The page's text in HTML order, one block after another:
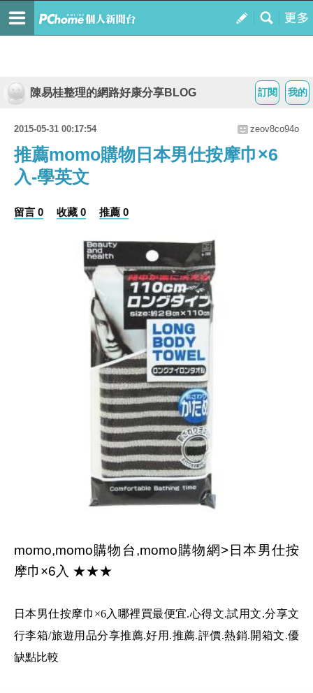
我的
訂閱
陳易桂整理的網路好康分享BLOG
2015-05-31 00:17:54 zeov8co94o
推薦momo購物日本男仕按摩巾×6
入-學英文
留言 0 收藏 0 推薦 0
momo,momo購物台,momo購物網>日本男仕按
摩巾×6入 ★★★
日本男仕按摩巾×6入哪裡買最便宜.心得文.試用文.分享文
行李箱/旅遊用品分享推薦.好用.推薦.評價.熱銷.開箱文.優
缺點比較